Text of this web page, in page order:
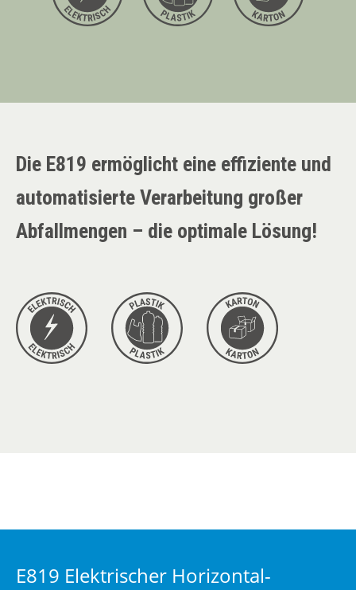
Die E819 ermöglicht eine effiziente und
automatisierte Verarbeitung großer
Abfallmengen – die optimale Lösung!
E819 Elektrischer Horizontal-